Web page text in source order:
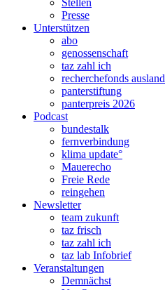
Presse
Unterstützen
abo
genossenschaft
taz zahl ich
recherchefonds ausland
panterstiftung
panterpreis 2026
Podcast
bundestalk
fernverbindung
klima update°
Mauerecho
Freie Rede
reingehen
Newsletter
team zukunft
taz frisch
taz zahl ich
taz lab Infobrief
Veranstaltungen
Demnächst